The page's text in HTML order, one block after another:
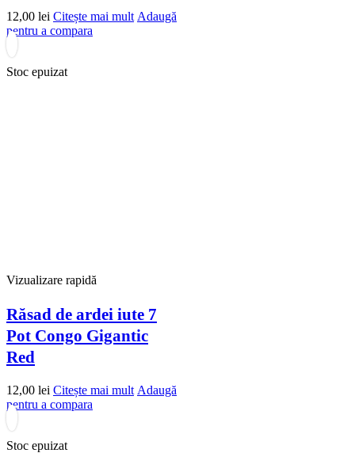
12,00 lei Citește mai mult Adaugă
pentru a compara
Stoc epuizat
Vizualizare rapidă
Răsad de ardei iute 7
Pot Congo Gigantic
Red
12,00 lei Citește mai mult Adaugă
pentru a compara
Stoc epuizat